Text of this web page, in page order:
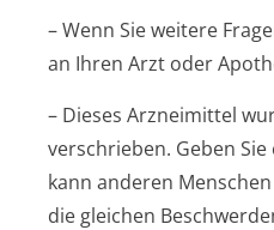
– Wenn Sie weitere
an Ihren Arzt oder
– Dieses Arzneimittel
verschrieben. Geben
kann anderen
die gleichen